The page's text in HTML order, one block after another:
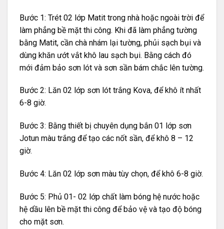
Bước 1: Trét 02 lớp Matit trong nhà hoặc ngoài trời để
làm phẳng bề mặt thi công. Khi đã làm phẳng tường
bằng Matit, cần chà nhám lại tường, phủi sạch bụi và
dùng khăn ướt vắt khô lau sạch bụi. Bằng cách đó
mới đảm bảo sơn lót và sơn sần bám chắc lên tường.
Bước 2: Lăn 02 lớp sơn lót trắng Kova, để khô ít nhất
6-8 giờ.
Bước 3: Bằng thiết bị chuyên dụng bắn 01 lớp sơn
Jotun màu trắng để tạo các nốt sần, để khô 8 – 12
giờ.
Bước 4: Lăn 02 lớp sơn màu tùy chọn, để khô 6-8 giờ.
Bước 5: Phủ 01- 02 lớp chất làm bóng hệ nước hoặc
hệ dầu lên bề mặt thi công để bảo vệ và tạo độ bóng
cho mặt sơn.